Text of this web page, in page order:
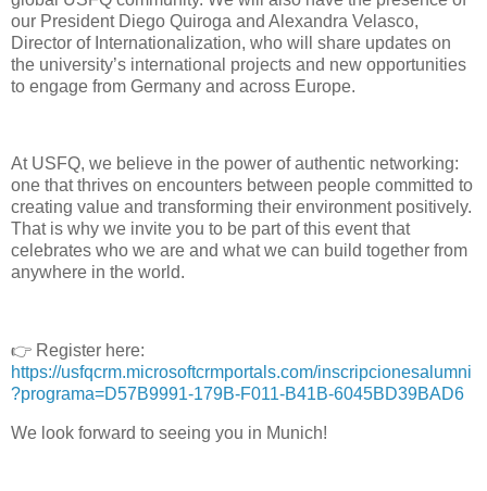
our President Diego Quiroga and Alexandra Velasco,
Director of Internationalization, who will share updates on
the university’s international projects and new opportunities
to engage from Germany and across Europe.
At USFQ, we believe in the power of authentic networking:
one that thrives on encounters between people committed to
creating value and transforming their environment positively.
That is why we invite you to be part of this event that
celebrates who we are and what we can build together from
anywhere in the world.
👉 Register here:
https://usfqcrm.microsoftcrmportals.com/inscripcionesalumni
?programa=D57B9991-179B-F011-B41B-6045BD39BAD6
We look forward to seeing you in Munich!